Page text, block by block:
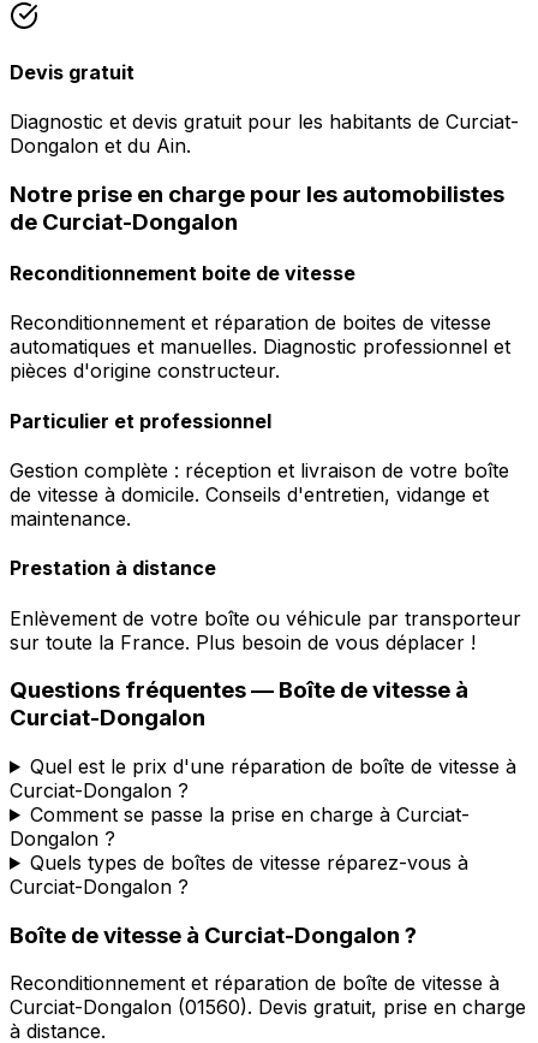
Devis gratuit
Diagnostic et devis gratuit pour les habitants de Curciat-
Dongalon et du Ain.
Notre prise en charge pour les automobilistes
de Curciat-Dongalon
Reconditionnement boite de vitesse
Reconditionnement et réparation de boites de vitesse
automatiques et manuelles. Diagnostic professionnel et
pièces d'origine constructeur.
Particulier et professionnel
Gestion complète : réception et livraison de votre boîte
de vitesse à domicile. Conseils d'entretien, vidange et
maintenance.
Prestation à distance
Enlèvement de votre boîte ou véhicule par transporteur
sur toute la France. Plus besoin de vous déplacer !
Questions fréquentes — Boîte de vitesse à
Curciat-Dongalon
Quel est le prix d'une réparation de boîte de vitesse à
Curciat-Dongalon ?
Comment se passe la prise en charge à Curciat-
Dongalon ?
Quels types de boîtes de vitesse réparez-vous à
Curciat-Dongalon ?
Boîte de vitesse à Curciat-Dongalon ?
Reconditionnement et réparation de boîte de vitesse à
Curciat-Dongalon (01560). Devis gratuit, prise en charge
à distance.